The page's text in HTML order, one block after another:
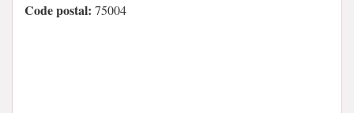
Code postal: 75004